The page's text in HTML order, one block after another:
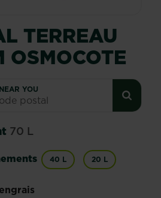
TERREAU
OSMOCOTE
YOU
70 L
40 L 20 L